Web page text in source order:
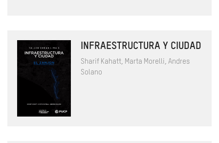
INFRAESTRUCTURA Y CIUDAD
Sharif Kahatt, Marta Morelli, Andres
Solano